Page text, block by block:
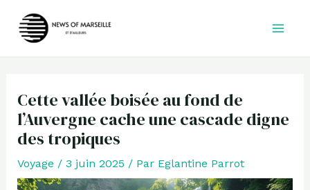
Cette vallée boisée au fond de
l’Auvergne cache une cascade digne
des tropiques
Voyage / 3 juin 2025 / Par Eglantine Parrot